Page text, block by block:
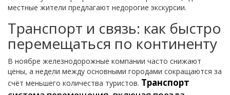
местные жители предлагают недорогие экскурсии.
Транспорт и связь: как быстро
перемещаться по континенту
В ноябре железнодорожные компании часто снижают
цены, а недели между основными городами сокращаются за
счёт меньшего количества туристов. Транспорт